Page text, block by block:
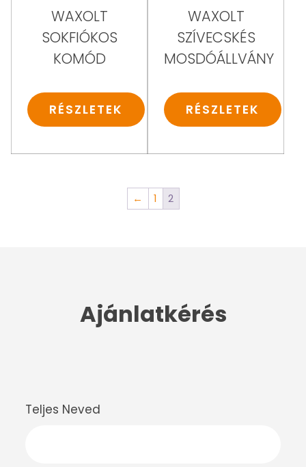
WAXOLT
SOKFIÓKOS
KOMÓD
RÉSZLETEK
WAXOLT
SZÍVECSKÉS
MOSDÓÁLLVÁNY
RÉSZLETEK
← 1 2
Ajánlatkérés
Teljes Neved